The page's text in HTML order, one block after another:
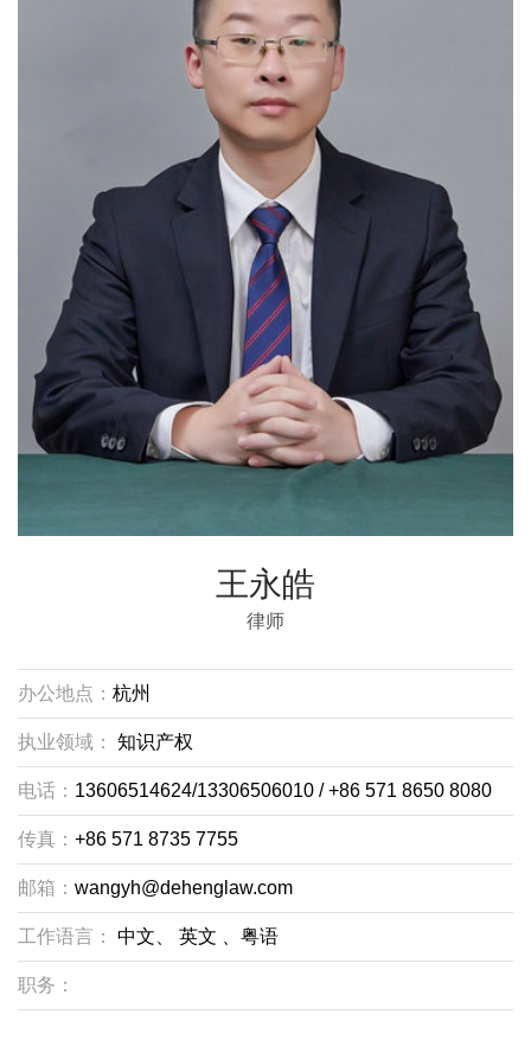
王永皓
律师
办公地点： 杭州
执业领域： 知识产权
电话： 13606514624/13306506010 / +86 571 8650 8080
传真： +86 571 8735 7755
邮箱： wangyh@dehenglaw.com
工作语言： 中文、 英文 、粤语
职务：